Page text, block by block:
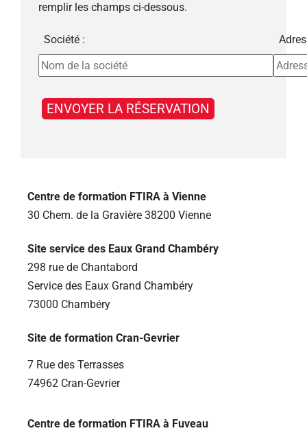
remplir les champs ci-dessous.
Société :
Centre de formation FTIRA à Vienne
30 Chem. de la Gravière 38200 Vienne
Site service des Eaux Grand Chambéry
298 rue de Chantabord
Service des Eaux Grand Chambéry
73000 Chambéry
Site de formation Cran-Gevrier
7 Rue des Terrasses
74962 Cran-Gevrier
Centre de formation FTIRA à Fuveau